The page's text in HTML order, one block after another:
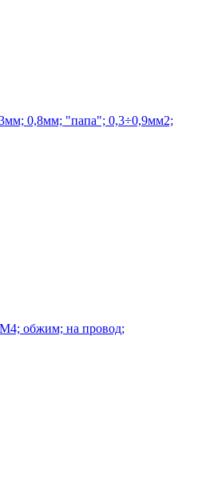
0,8мм; "папа"; 0,3÷0,9мм2;
обжим; на провод;